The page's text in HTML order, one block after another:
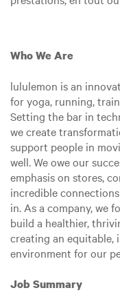
Who We Are
lululemon is an
for yoga, running,
Setting the bar in
we create
support people in
well. We owe our
emphasis on stores,
incredible
in. As a company, we
build a healthier,
creating an equitable,
environment for our
Job Summary